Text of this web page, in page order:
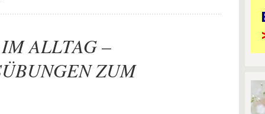
ALLTAG –
ZUM